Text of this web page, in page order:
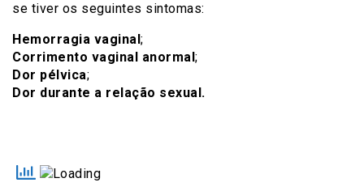
se tiver os seguintes sintomas:
Hemorragia vaginal;
Corrimento vaginal anormal;
Dor pélvica;
Dor durante a relação sexual.